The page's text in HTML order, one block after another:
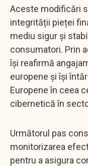
Aceste modificări
integrității pieței
mediu sigur și
consumatori. Prin
își reafirmă
europene și își
Europene în ceea
cibernetică în
Următorul pas
monitorizarea
pentru a asigura